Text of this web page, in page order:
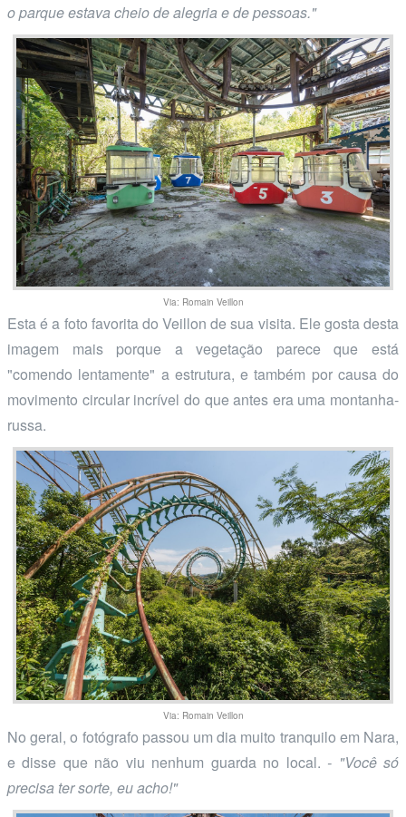
o parque estava cheio de alegria e de pessoas."
Via: Romain Veillon
Esta é a foto favorita do Veillon de sua visita. Ele gosta desta
imagem mais porque a vegetação parece que está
"comendo lentamente" a estrutura, e também por causa do
movimento circular incrível do que antes era uma montanha-
russa.
Via: Romain Veillon
No geral, o fotógrafo passou um dia muito tranquilo em Nara,
e disse que não viu nenhum guarda no local. - "Você só
precisa ter sorte, eu acho!"